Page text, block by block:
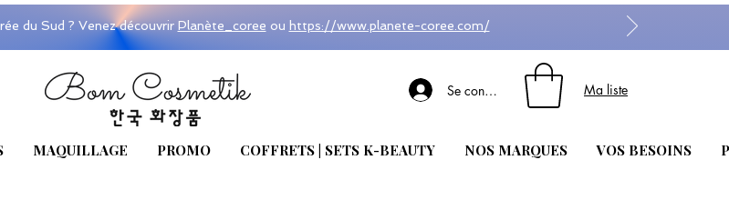
du Sud ? Venez découvrir Planète_coree ou https://www.planete-coree.com/
Se connecter Ma liste
MAQUILLAGE PROMO COFFRETS | SETS K-BEAUTY NOS MARQUES VOS BESOINS